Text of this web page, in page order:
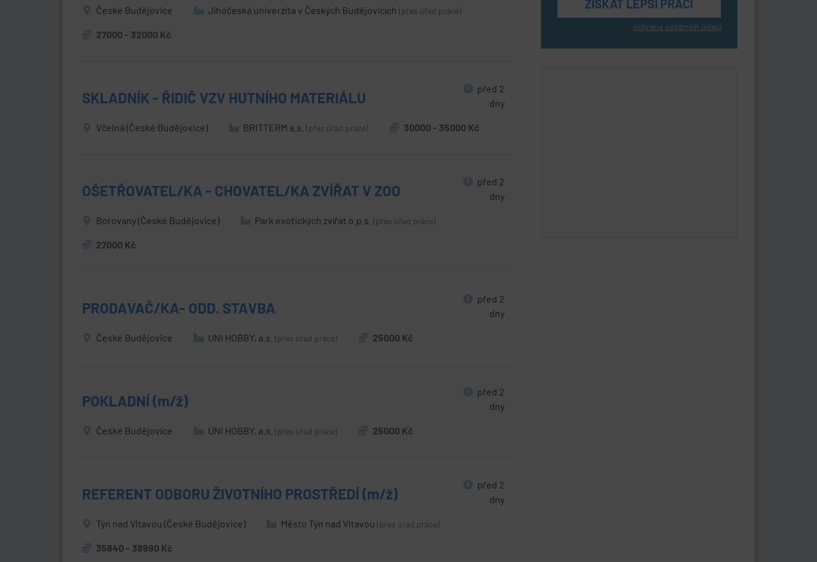
České Budějovice Jihočeská univerzita v Českých Budějovicích (přes úřad práce)
27000 - 32000 Kč
SKLADNÍK - ŘIDIČ VZV HUTNÍHO MATERIÁLU
před 2
dny
Včelná (České Budějovice) BRITTERM a.s. (přes úřad práce) 30000 - 35000 Kč
OŠETŘOVATEL/KA - CHOVATEL/KA ZVÍŘAT V ZOO
před 2
dny
Borovany (České Budějovice) Park exotických zvířat o.p.s. (přes úřad práce)
27000 Kč
PRODAVAČ/KA- ODD. STAVBA
před 2
dny
České Budějovice UNI HOBBY, a.s. (přes úřad práce) 25000 Kč
POKLADNÍ (m/ž)
před 2
dny
České Budějovice UNI HOBBY, a.s. (přes úřad práce) 25000 Kč
REFERENT ODBORU ŽIVOTNÍHO PROSTŘEDÍ (m/ž)
před 2
dny
Týn nad Vltavou (České Budějovice) Město Týn nad Vltavou (přes úřad práce)
35840 - 38990 Kč
ochrana osobních údajů